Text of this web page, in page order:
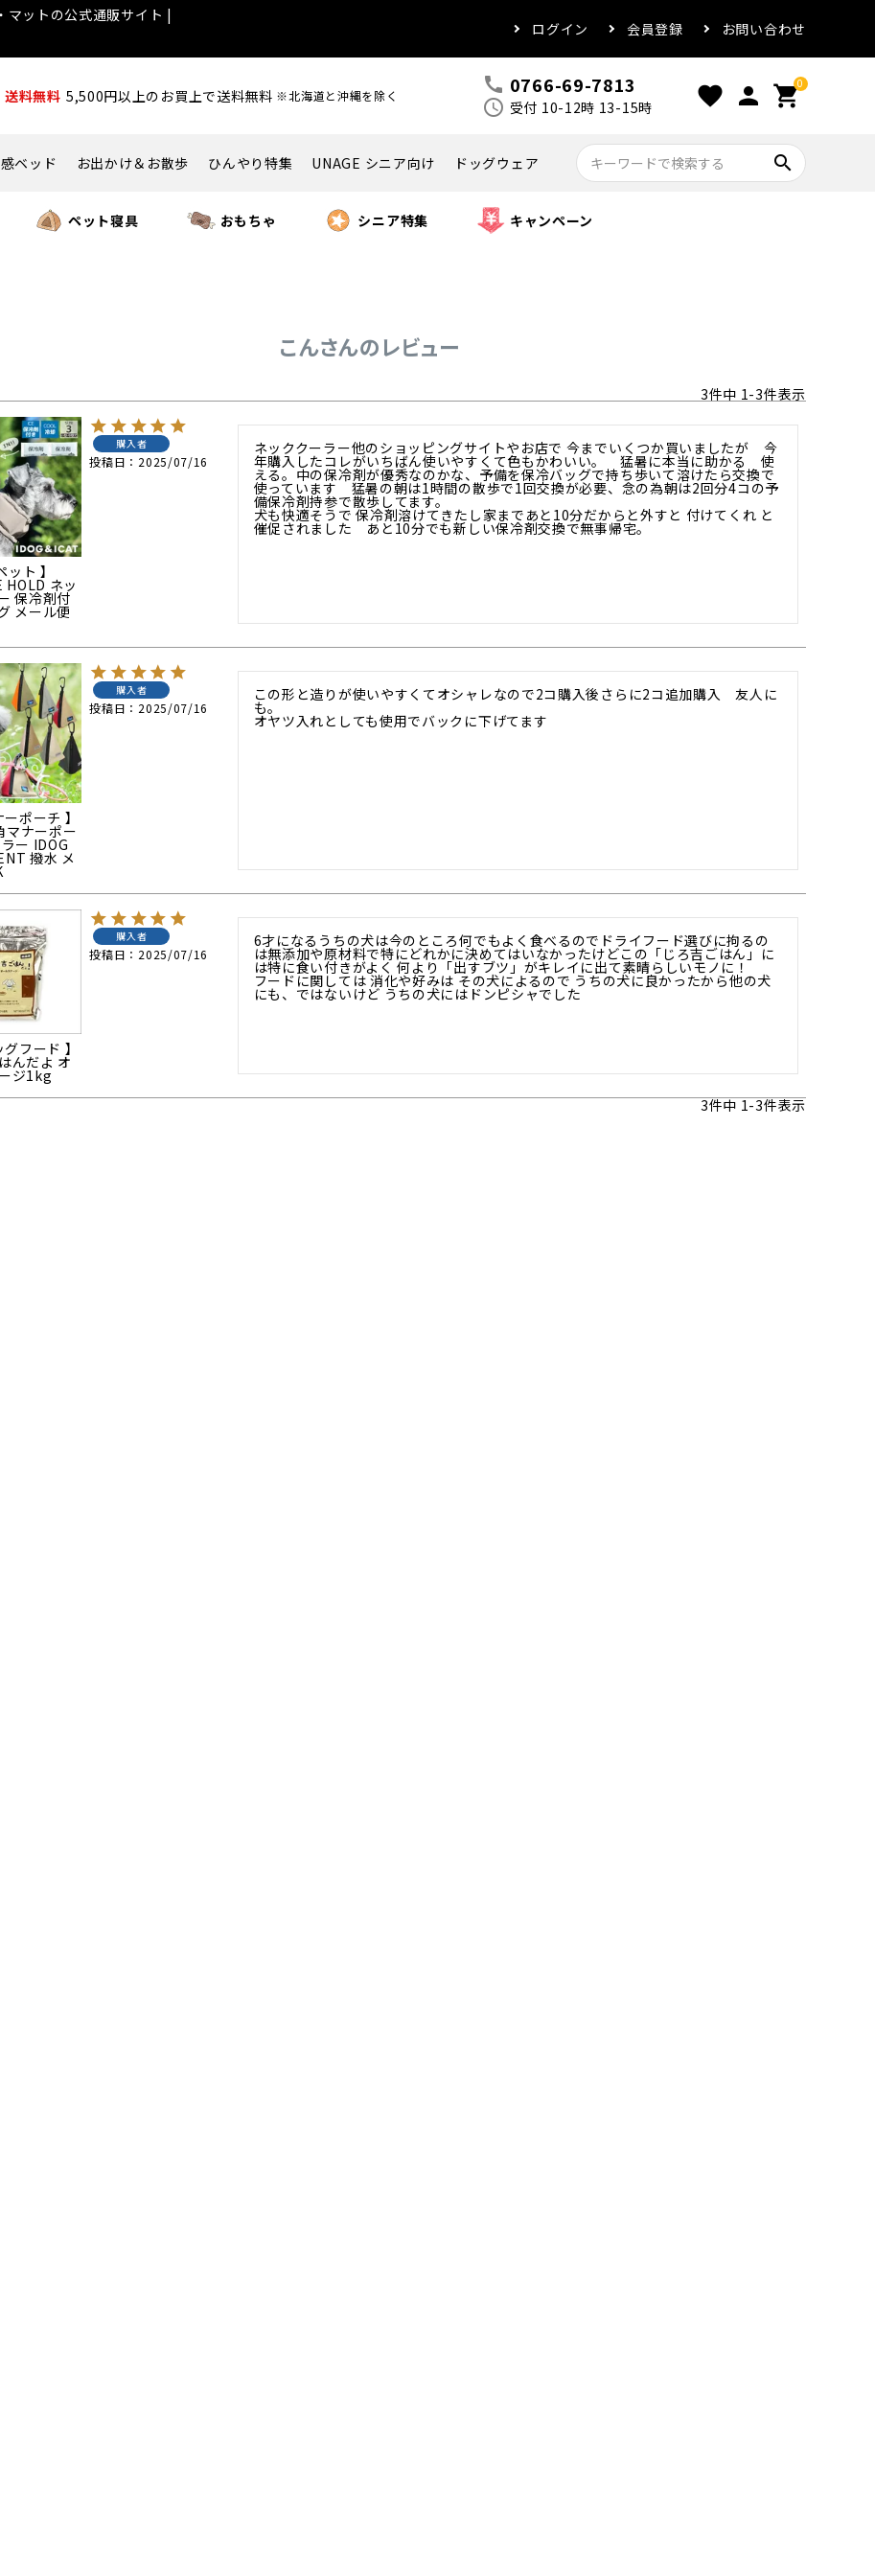
マットの公式通販サイト |
ログイン 会員登録 お問い合わせ
送料無料 5,500円以上のお買上で送料無料 ※北海道と沖縄を除く call 0766-69-7813
schedule 受付 10-12時 13-15時 favorite person 0
shopping_cart
ベッド お出かけ＆お散歩 ひんやり特集 UNAGE シニア向け ドッグウェア search
ペット寝具 おもちゃ シニア特集 キャンペーン
こんさんのレビュー
3件中 1-3件表示
ット 】
HOLD ネッ
保冷剤付
メール便
購入者
投稿日 2025/07/16
ネッククーラー他のショッピングサイトやお店で 今までいくつか買いましたが　今
年購入したコレがいちばん使いやすくて色もかわいい。　猛暑に本当に助かる　使
える。中の保冷剤が優秀なのかな、予備を保冷バッグで持ち歩いて溶けたら交換で
使っています　猛暑の朝は1時間の散歩で1回交換が必要、念の為朝は2回分4コの予
備保冷剤持参で散歩してます。
犬も快適そうで 保冷剤溶けてきたし家まであと10分だからと外すと 付けてくれ と
催促されました　あと10分でも新しい保冷剤交換で無事帰宅。
ーポーチ 】
ナーポー
ー IDOG
撥水 メ
購入者
投稿日 2025/07/16
この形と造りが使いやすくてオシャレなので2コ購入後さらに2コ追加購入　友人に
も。
オヤツ入れとしても使用でバックに下げてます
グフード 】
んだよ オ
ジ1kg
購入者
投稿日 2025/07/16
6才になるうちの犬は今のところ何でもよく食べるのでドライフード選びに拘るの
は無添加や原材料で特にどれかに決めてはいなかったけどこの「じろ吉ごはん」に
は特に食い付きがよく 何より「出すブツ」がキレイに出て素晴らしいモノに！
フードに関しては 消化や好みは その犬によるので うちの犬に良かったから他の犬
にも、ではないけど うちの犬にはドンピシャでした
3件中1-3件表示